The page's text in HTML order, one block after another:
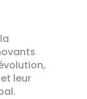
leur